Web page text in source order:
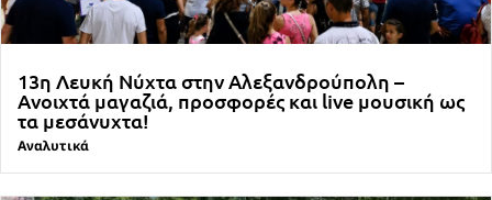
13η Λευκή Νύχτα στην Αλεξανδρούπολη –
Ανοιχτά μαγαζιά, προσφορές και live μουσική ως
τα μεσάνυχτα!
Αναλυτικά